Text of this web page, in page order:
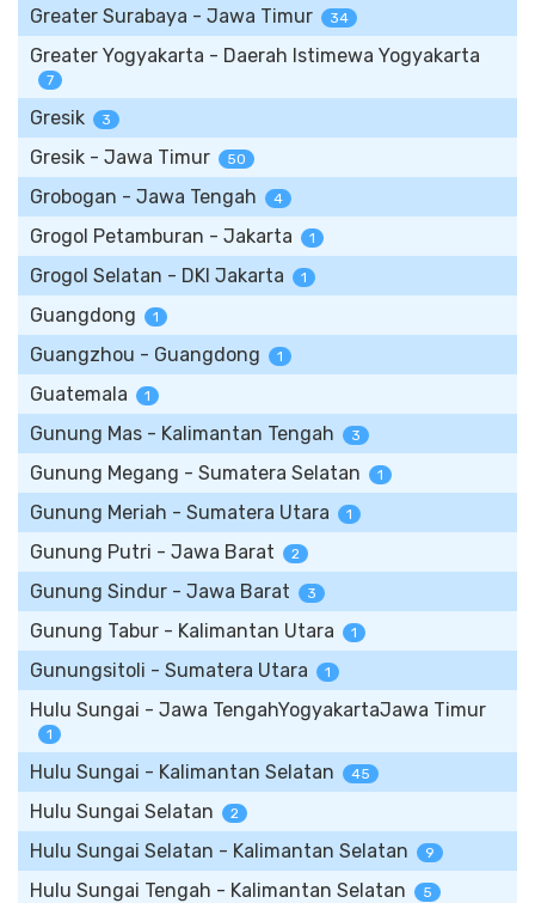
Greater Surabaya - Jawa Timur 34
Greater Yogyakarta - Daerah Istimewa Yogyakarta
7
Gresik 3
Gresik - Jawa Timur 50
Grobogan - Jawa Tengah 4
Grogol Petamburan - Jakarta 1
Grogol Selatan - DKI Jakarta 1
Guangdong 1
Guangzhou - Guangdong 1
Guatemala 1
Gunung Mas - Kalimantan Tengah 3
Gunung Megang - Sumatera Selatan 1
Gunung Meriah - Sumatera Utara 1
Gunung Putri - Jawa Barat 2
Gunung Sindur - Jawa Barat 3
Gunung Tabur - Kalimantan Utara 1
Gunungsitoli - Sumatera Utara 1
Hulu Sungai - Jawa TengahYogyakartaJawa Timur
1
Hulu Sungai - Kalimantan Selatan 45
Hulu Sungai Selatan 2
Hulu Sungai Selatan - Kalimantan Selatan 9
Hulu Sungai Tengah - Kalimantan Selatan 5